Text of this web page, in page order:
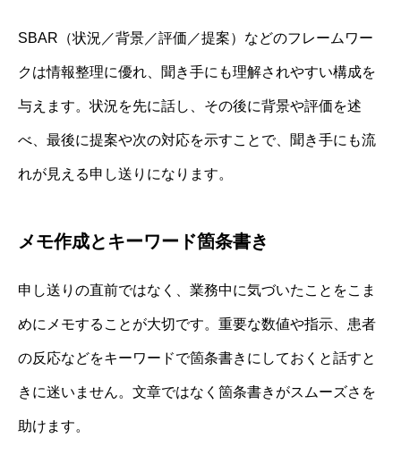
SBAR（状況／背景／評価／提案）などのフレームワー
クは情報整理に優れ、聞き手にも理解されやすい構成を
与えます。状況を先に話し、その後に背景や評価を述
べ、最後に提案や次の対応を示すことで、聞き手にも流
れが見える申し送りになります。
メモ作成とキーワード箇条書き
申し送りの直前ではなく、業務中に気づいたことをこま
めにメモすることが大切です。重要な数値や指示、患者
の反応などをキーワードで箇条書きにしておくと話すと
きに迷いません。文章ではなく箇条書きがスムーズさを
助けます。